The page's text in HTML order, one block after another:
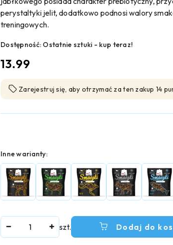
perystaltyki jelit, dodatkowo podnosi walory
treningowych.
Dostępność: Ostatnie sztuki - kup teraz!
cena:
13.99
Zarejestruj się, aby otrzymać za ten zakup 14
Wariant
Inne warianty:
szt. Dodaj do